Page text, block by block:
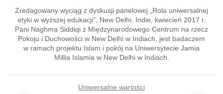
Zredagowany wyciąg z dyskusji panelowej „Rola uniwersalnej
etyki w wyższej edukacji”, New Delhi, Indie, kwiecień 2017 r.
Pani Naghma Siddiqi z Międzynarodowego Centrum na rzecz
Pokoju i Duchowości w New Delhi w Indiach, jest badaczem
w ramach projektu Islam i pokój na Uniwersytecie Jamia
Millia Islamia w New Delhi w Indiach.
Uniwersalne wartości